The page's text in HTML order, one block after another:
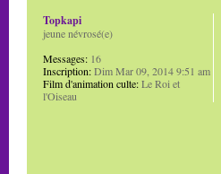
Topkapi
jeune névrosé(e)
Messages: 16
Inscription:Dim Mar 09, 2014 9:51 am
Film d'animation culte:Le Roi et
l'Oiseau